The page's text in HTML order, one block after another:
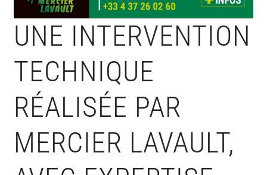
UNE INTERVENTION
TECHNIQUE
RÉALISÉE PAR
MERCIER LAVAULT,